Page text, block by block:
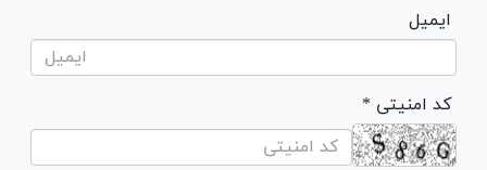
ایمیل
* کد امنیتی